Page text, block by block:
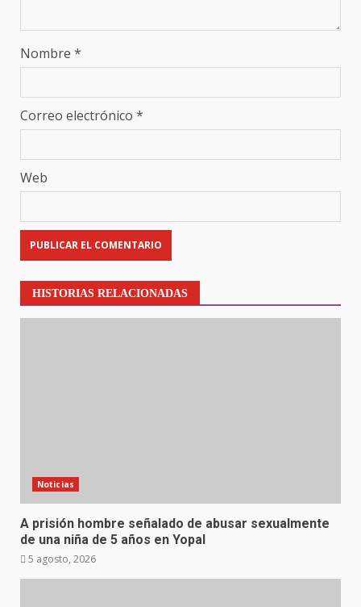
Nombre *
Correo electrónico *
Web
HISTORIAS RELACIONADAS
Noticias
A prisión hombre señalado de abusar sexualmente
de una niña de 5 años en Yopal
5 agosto, 2026